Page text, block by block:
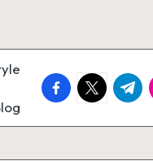
facebook.com
twitter.com
t.me